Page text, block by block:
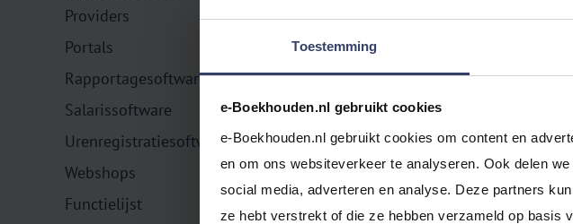
Toestemming
e-Boekhouden.nl gebruikt cookies
e-Boekhouden.nl gebruikt cookies om content en
en om ons websiteverkeer te analyseren. Ook delen
social media, adverteren en analyse. Deze partners
ze hebt verstrekt of die ze hebben verzameld op basis
Providers
Portals
Rapportagesoftware
Salarissoftware
Urenregistratiesoftware
Webshops
Functielijst
certificaat of pincode nodig.
Gratis uitproberen
Maak je nog geen gebruik van